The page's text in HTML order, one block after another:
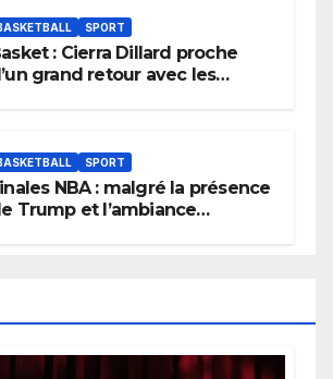
SPORT
: Cierra Dillard proche
grand retour avec les
SPORT
NBA : malgré la présence
Trump et l’ambiance